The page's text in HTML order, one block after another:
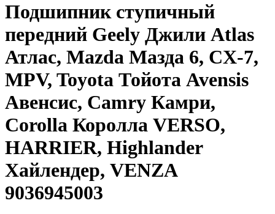
Подшипник ступичный
передний Geely Джили Atlas
Атлас, Mazda Мазда 6, CX-7,
MPV, Toyota Тойота Avensis
Авенсис, Camry Камри,
Corolla Королла VERSO,
HARRIER, Highlander
Хайлендер, VENZA
9036945003